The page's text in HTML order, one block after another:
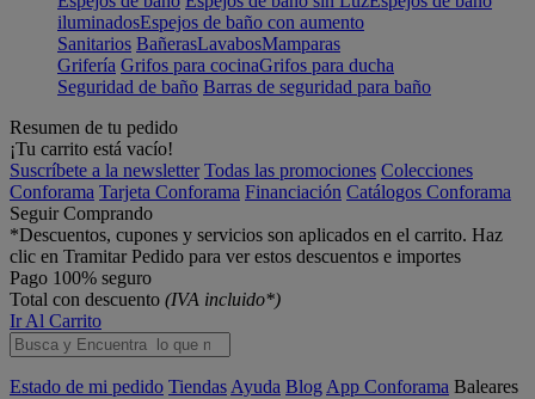
iluminadosEspejos de baño con aumento
Sanitarios BañerasLavabosMamparas
Grifería Grifos para cocinaGrifos para ducha
Seguridad de baño Barras de seguridad para baño
Resumen de tu pedido
¡Tu carrito está vacío!
Suscríbete a la newsletter Todas las promociones Colecciones
Conforama Tarjeta Conforama Financiación Catálogos Conforama
Seguir Comprando
*Descuentos, cupones y servicios son aplicados en el carrito. Haz
clic en Tramitar Pedido para ver estos descuentos e importes
Pago 100% seguro
Total con descuento (IVA incluido*)
Ir Al Carrito
Estado de mi pedido Tiendas Ayuda Blog App Conforama Baleares